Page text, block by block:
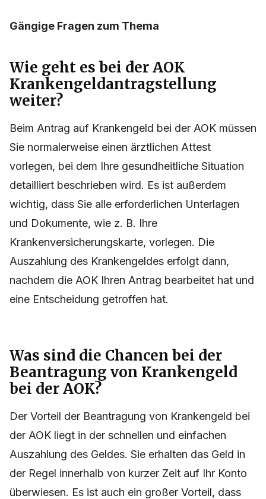
Gängige Fragen zum Thema
Wie geht es bei der AOK
Krankengeldantragstellung
weiter?
Beim Antrag auf Krankengeld bei der AOK müssen
Sie normalerweise einen ärztlichen Attest
vorlegen, bei dem Ihre gesundheitliche Situation
detailliert beschrieben wird. Es ist außerdem
wichtig, dass Sie alle erforderlichen Unterlagen
und Dokumente, wie z. B. Ihre
Krankenversicherungskarte, vorlegen. Die
Auszahlung des Krankengeldes erfolgt dann,
nachdem die AOK Ihren Antrag bearbeitet hat und
eine Entscheidung getroffen hat.
Was sind die Chancen bei der
Beantragung von Krankengeld
bei der AOK?
Der Vorteil der Beantragung von Krankengeld bei
der AOK liegt in der schnellen und einfachen
Auszahlung des Geldes. Sie erhalten das Geld in
der Regel innerhalb von kurzer Zeit auf Ihr Konto
überwiesen. Es ist auch ein großer Vorteil, dass